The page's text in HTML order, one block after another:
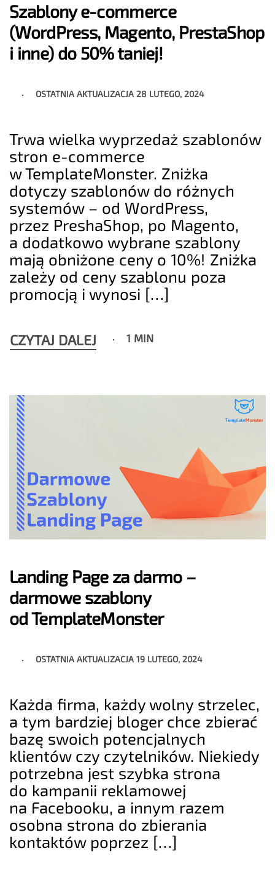
Szablony e-commerce
(WordPress, Magento, PrestaShop
i inne) do 50% taniej!
OSTATNIA AKTUALIZACJA 28 LUTEGO, 2024
Trwa wielka wyprzedaż szablonów
stron e-commerce
w TemplateMonster. Zniżka
dotyczy szablonów do różnych
systemów – od WordPress,
przez PreshaShop, po Magento,
a dodatkowo wybrane szablony
mają obniżone ceny o 10%! Zniżka
zależy od ceny szablonu poza
promocją i wynosi […]
CZYTAJ DALEJ 1 MIN
Landing Page za darmo –
darmowe szablony
od TemplateMonster
OSTATNIA AKTUALIZACJA19 LUTEGO, 2024
Każda firma, każdy wolny strzelec,
a tym bardziej bloger chce zbierać
bazę swoich potencjalnych
klientów czy czytelników. Niekiedy
potrzebna jest szybka strona
do kampanii reklamowej
na Facebooku, a innym razem
osobna strona do zbierania
kontaktów poprzez […]